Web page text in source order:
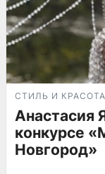
СТИЛЬ И КРАСОТА
Анастасия
конкурсе
Новгород»